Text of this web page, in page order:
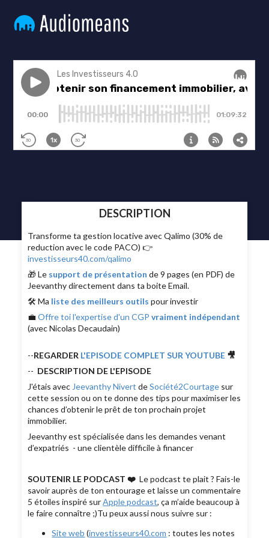
DESCRIPTION
Transforme ta gestion locative avec Qalimo (30% de
reduction avec le code PACO) 👉
investisseurs40.com/qalimo
🎁 Le support de présentation de 9 pages (en PDF) de
Jeevanthy directement dans ta boite Email.
🛠 Ma liste des meilleurs outils pour investir
💼Offre toi l'expertise d'un CGPvraiment indépendant
(avec Nicolas Decaudain)
--REGARDER L'EPISODE COMPLET SUR YOUTUBE 🎥
-- DESCRIPTION DE L'EPISODE
J'étais avec Jeevanthy Nivert deSociété2Courtage sur
cette session ou on te donne des tips pour maximiser les
chances d’obtenir le prêt de ton prochain projet
immobilier.
Jeevanthy est spécialisée dans les demandes venant
d’expatriés - une clientèle difficile à financer
SOUTENIR LE PODCAST ❤️Le podcast te plait ? Fais-le
savoir auprès de ton entourage et laisse un commentaire
5 étoiles inspiré surApple podcast, ça m’aide beaucoup à
le faire connaître ;)Tu peux aussi nous suivre sur :
Site web (investisseurs40.com : toutes les notes